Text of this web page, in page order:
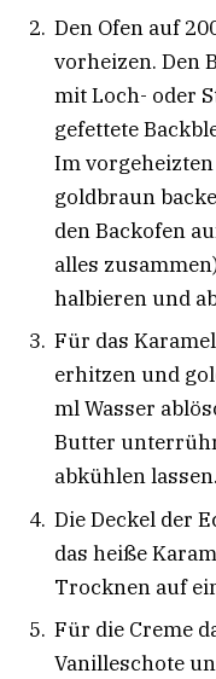
Den Ofen auf
vorheizen. Den
mit Loch- oder
gefettete
Im
goldbraun
den Backofen
alles
halbieren und
Für das
erhitzen und
ml Wasser
Butter
abkühlen lassen.
Die Deckel der
das heiße
Trocknen auf
Für die Creme
Vanilleschote